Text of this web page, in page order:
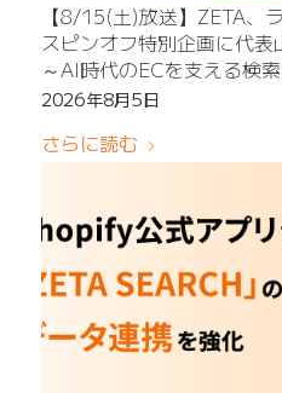
【8/15(土)放送】ZETA、
スピンオフ特別企画に代表
～AI時代のECを支える検
て語る～
2026年8月5日
さらに読む